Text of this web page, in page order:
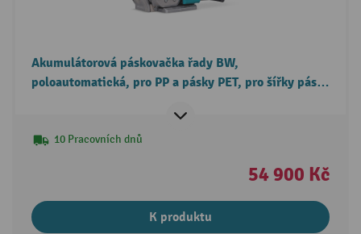
Akumulátorová páskovačka řady BW,
poloautomatická, pro PP a pásky PET, pro šířky pásky
10 Pracovních dnů
54 900 Kč
K produktu